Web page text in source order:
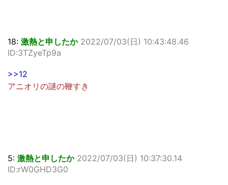
18: 激熱と申したか 2022/07/03(日) 10:43:48.46
ID:3TZyeTp9a
>>12
アニオリの謎の鞭すき
5: 激熱と申したか 2022/07/03(日) 10:37:30.14
ID:rW0GHD3G0